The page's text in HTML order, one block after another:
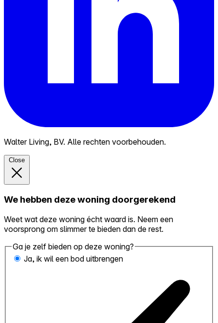
Walter Living, BV. Alle rechten voorbehouden.
Close
We hebben deze woning doorgerekend
Weet wat deze woning écht waard is. Neem een
voorsprong om slimmer te bieden dan de rest.
Ga je zelf bieden op deze woning?
Ja, ik wil een bod uitbrengen